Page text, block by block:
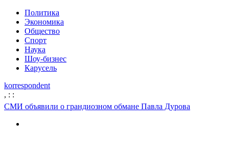
Политика
Экономика
Общество
Спорт
Наука
Шоу-бизнес
Карусель
korrespondent
, : :
СМИ объявили о грандиозном обмане Павла Дурова